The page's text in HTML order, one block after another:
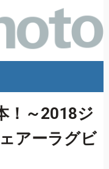
！～2018ジ
アーラグビ